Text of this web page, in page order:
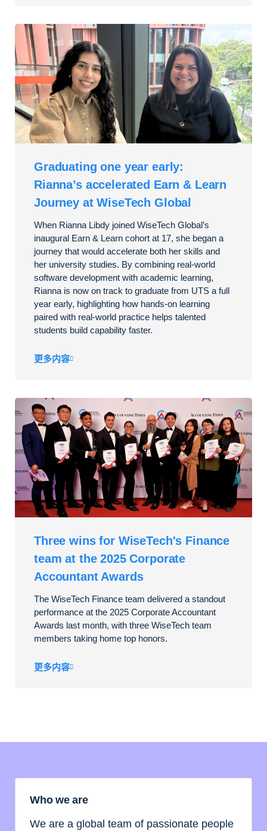
Graduating one year early:
Rianna’s accelerated Earn & Learn
Journey at WiseTech Global
When Rianna Libdy joined WiseTech Global’s
inaugural Earn & Learn cohort at 17, she began a
journey that would accelerate both her skills and
her university studies. By combining real-world
software development with academic learning,
Rianna is now on track to graduate from UTS a full
year early, highlighting how hands-on learning
paired with real-world practice helps talented
students build capability faster.
更多内容
Three wins for WiseTech's Finance
team at the 2025 Corporate
Accountant Awards
The WiseTech Finance team delivered a standout
performance at the 2025 Corporate Accountant
Awards last month, with three WiseTech team
members taking home top honors.
更多内容
Who we are
We are a global team of passionate people